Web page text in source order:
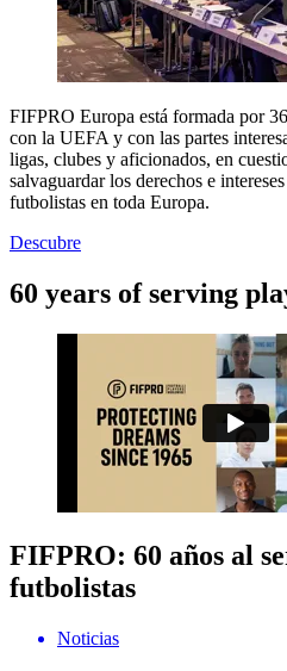
FIFPRO Europa está formada por
con la UEFA y con las partes
ligas, clubes y aficionados, en
salvaguardar los derechos e
futbolistas en toda Europa.
Descubre
60 years of serving
FIFPRO: 60 años al
futbolistas
Noticias